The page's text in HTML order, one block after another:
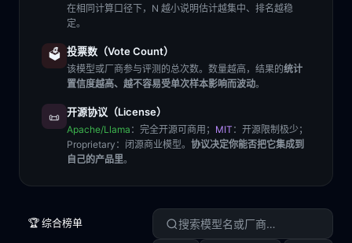
在相同计算口径下，N 越小说明估计越集中、排名越稳
定。
🗳️ 投票数（Vote Count）
该模型或厂商参与评测的总次数。数量越高，结果的统计
置信度越高、越不容易受单次样本影响而波动。
📜 开源协议（License）
Apache/Llama ：完全开源可商用； MIT ：开源限制极少；
Proprietary ：闭源商业模型。 协议决定你能否把它集成到
自己的产品里。
🏆 综合榜单